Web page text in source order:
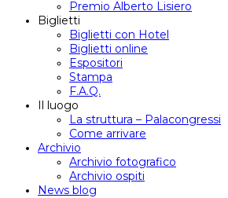
Premio Alberto Lisiero
Biglietti
Biglietti con Hotel
Biglietti online
Espositori
Stampa
F.A.Q.
Il luogo
La struttura – Palacongressi
Come arrivare
Archivio
Archivio fotografico
Archivio ospiti
News blog